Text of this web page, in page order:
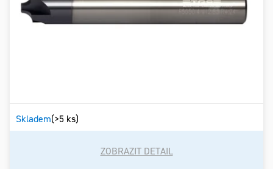
Skladem(>5 ks)
ZOBRAZIT DETAIL